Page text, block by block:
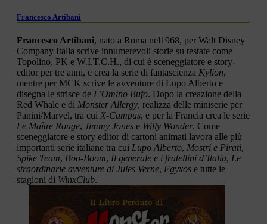
Francesco Artibani
Francesco Artibani, nato a Roma nel1968, per Walt Disney
Company Italia scrive innumerevoli storie su testate come
Topolino, PK e W.I.T.C.H., di cui è sceneggiatore e story-
editor per tre anni, e crea la serie di fantascienza Kylion,
mentre per MCK scrive le avventure di Lupo Alberto e
disegna le strisce de L’Omino Bufo. Dopo la creazione della
Red Whale e di Monster Allergy, realizza delle miniserie per
Panini/Marvel, tra cui X-Campus, e per la Francia crea le serie
Le Maître Rouge, Jimmy Jones e Willy Wonder. Come
sceneggiatore e story editor di cartoni animati lavora alle più
importanti serie italiane tra cui Lupo Alberto, Mostri e Pirati,
Spike Team, Boo-Boom, Il generale e i fratellini d’Italia, Le
straordinarie avventure di Jules Verne, Egyxos e tutte le
stagioni di WinxClub.